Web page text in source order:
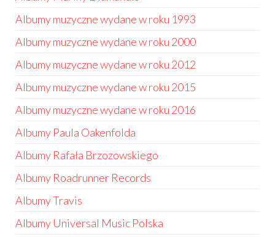
Albumy muzyczne wydane w roku 1993
Albumy muzyczne wydane w roku 2000
Albumy muzyczne wydane w roku 2012
Albumy muzyczne wydane w roku 2015
Albumy muzyczne wydane w roku 2016
Albumy Paula Oakenfolda
Albumy Rafała Brzozowskiego
Albumy Roadrunner Records
Albumy Travis
Albumy Universal Music Polska